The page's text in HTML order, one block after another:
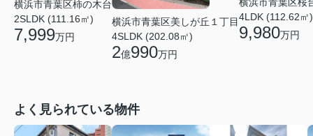
横浜市青葉区柿の木台
2SLDK (111.16㎡)
7,999万円
横浜市青葉区美しが丘１丁目
4SLDK (202.08㎡)
2億990万円
横浜市青葉区桜
4LDK (112.62㎡)
9,980万円
よく見られている物件